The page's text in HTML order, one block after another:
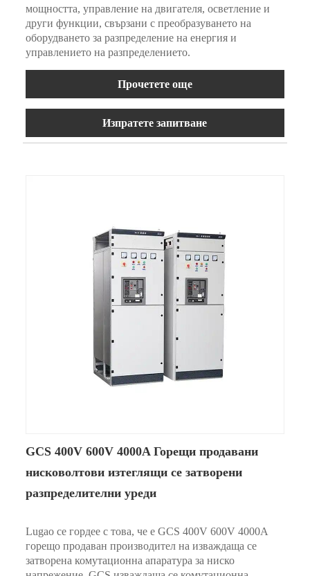
мощността, управление на двигателя, осветление и
други функции, свързани с преобразуването на
оборудването за разпределение на енергия и
управлението на разпределението.
Прочетете още
Изпратете запитване
GCS 400V 600V 4000A Горещи продавани
нисковолтови изтеглящи се затворени
разпределителни уреди
Lugao се гордее с това, че е GCS 400V 600V 4000A
горещо продаван производител на изваждаща се
затворена комутационна апаратура за ниско